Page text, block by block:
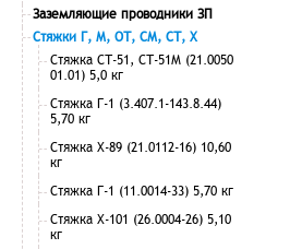
Заземляющие проводники ЗП
Стяжки Г, М, ОТ, СМ, СТ, Х
Стяжка СТ-51, СТ-51М (21.0050
01.01) 5,0 кг
Стяжка Г-1 (3.407.1-143.8.44)
5,70 кг
Стяжка Х-89 (21.0112-16) 10,60
кг
Стяжка Г-1 (11.0014-33) 5,70 кг
Стяжка Х-101 (26.0004-26) 5,10
кг